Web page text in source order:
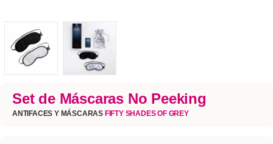
Set de Máscaras No Peeking
ANTIFACES Y MÁSCARAS FIFTY SHADES OF GREY